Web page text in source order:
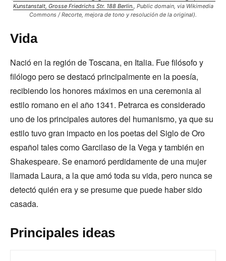
Kunstanstalt, Grosse Friedrichs Str. 188 Berlin., Public domain, via Wikimedia
Commons / Recorte, mejora de tono y resolución de la original).
Vida
Nació en la región de Toscana, en Italia. Fue filósofo y
filólogo pero se destacó principalmente en la poesía,
recibiendo los honores máximos en una ceremonia al
estilo romano en el año 1341. Petrarca es considerado
uno de los principales autores del humanismo, ya que su
estilo tuvo gran impacto en los poetas del Siglo de Oro
español tales como Garcilaso de la Vega y también en
Shakespeare. Se enamoró perdidamente de una mujer
llamada Laura, a la que amó toda su vida, pero nunca se
detectó quién era y se presume que puede haber sido
casada.
Principales ideas